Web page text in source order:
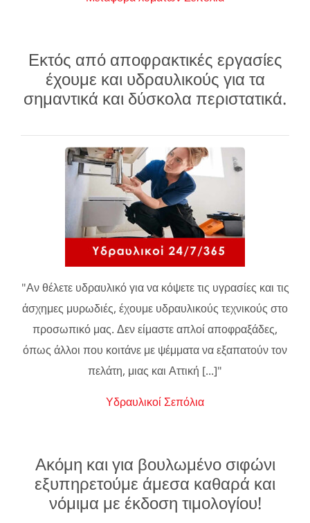
Εκτός από αποφρακτικές εργασίες
έχουμε και υδραυλικούς για τα
σημαντικά και δύσκολα περιστατικά.
"Αν θέλετε υδραυλικό για να κόψετε τις υγρασίες και τις
άσχημες μυρωδιές, έχουμε υδραυλικούς τεχνικούς στο
προσωπικό μας. Δεν είμαστε απλοί αποφραξάδες,
όπως άλλοι που κοιτάνε με ψέμματα να εξαπατούν τον
πελάτη, μιας και Αττική [...]"
Υδραυλικοί Σεπόλια
Ακόμη και για βουλωμένο σιφώνι
εξυπηρετούμε άμεσα καθαρά και
νόμιμα με έκδοση τιμολογίου!